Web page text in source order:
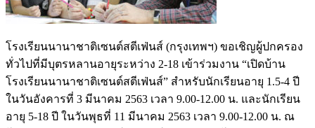
โรงเรียนนานาชาติเซนต์สตีเฟ่นส์ (กรุงเทพฯ) ขอเชิญผู้ปกครอง
ทั่วไปที่มีบุตรหลานอายุระหว่าง 2-18 เข้าร่วมงาน “เปิดบ้าน
โรงเรียนนานาชาติเซนต์สตีเฟ่นส์” สำหรับนักเรียนอายุ 1.5-4 ปี
ในวันอังคารที่ 3 มีนาคม 2563 เวลา 9.00-12.00 น. และนักเรียน
อายุ 5-18 ปี ในวันพุธที่ 11 มีนาคม 2563 เวลา 9.00-12.00 น. ณ